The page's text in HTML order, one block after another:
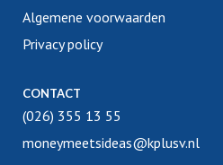
Algemene voorwaarden
Privacy policy
CONTACT
(026) 355 13 55
moneymeetsideas@kplusv.nl